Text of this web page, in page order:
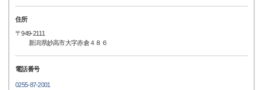
住所
〒949-2111
新潟県妙高市大字赤倉４８６
電話番号
0255-87-2001